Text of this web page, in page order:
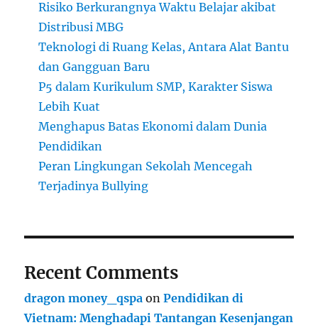
Risiko Berkurangnya Waktu Belajar akibat
Distribusi MBG
Teknologi di Ruang Kelas, Antara Alat Bantu
dan Gangguan Baru
P5 dalam Kurikulum SMP, Karakter Siswa
Lebih Kuat
Menghapus Batas Ekonomi dalam Dunia
Pendidikan
Peran Lingkungan Sekolah Mencegah
Terjadinya Bullying
Recent Comments
dragon money_qspa onPendidikan di
Vietnam: Menghadapi Tantangan Kesenjangan